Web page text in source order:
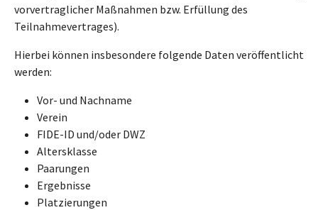
vorvertraglicher Maßnahmen bzw. Erfüllung des
Teilnahmevertrages).
Hierbei können insbesondere folgende Daten veröffentlicht
werden:
Vor- und Nachname
Verein
FIDE-ID und/oder DWZ
Altersklasse
Paarungen
Ergebnisse
Platzierungen